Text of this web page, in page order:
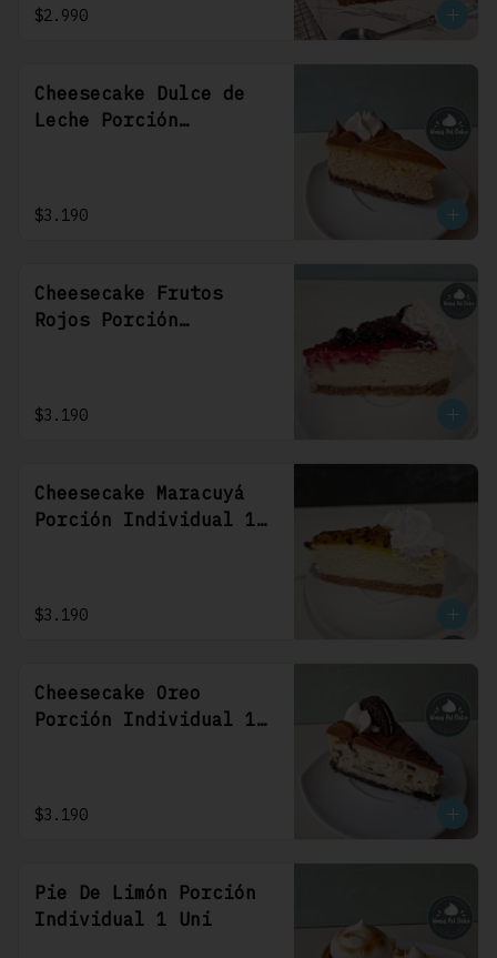
crema.
$2.990
Cheesecake Dulce de
Leche Porción
$3.190
Cheesecake Frutos
Rojos Porción
$3.190
Cheesecake Maracuyá
Porción Individual 1
$3.190
Cheesecake Oreo
Porción Individual 1
$3.190
Pie De Limón Porción
Individual 1 Uni